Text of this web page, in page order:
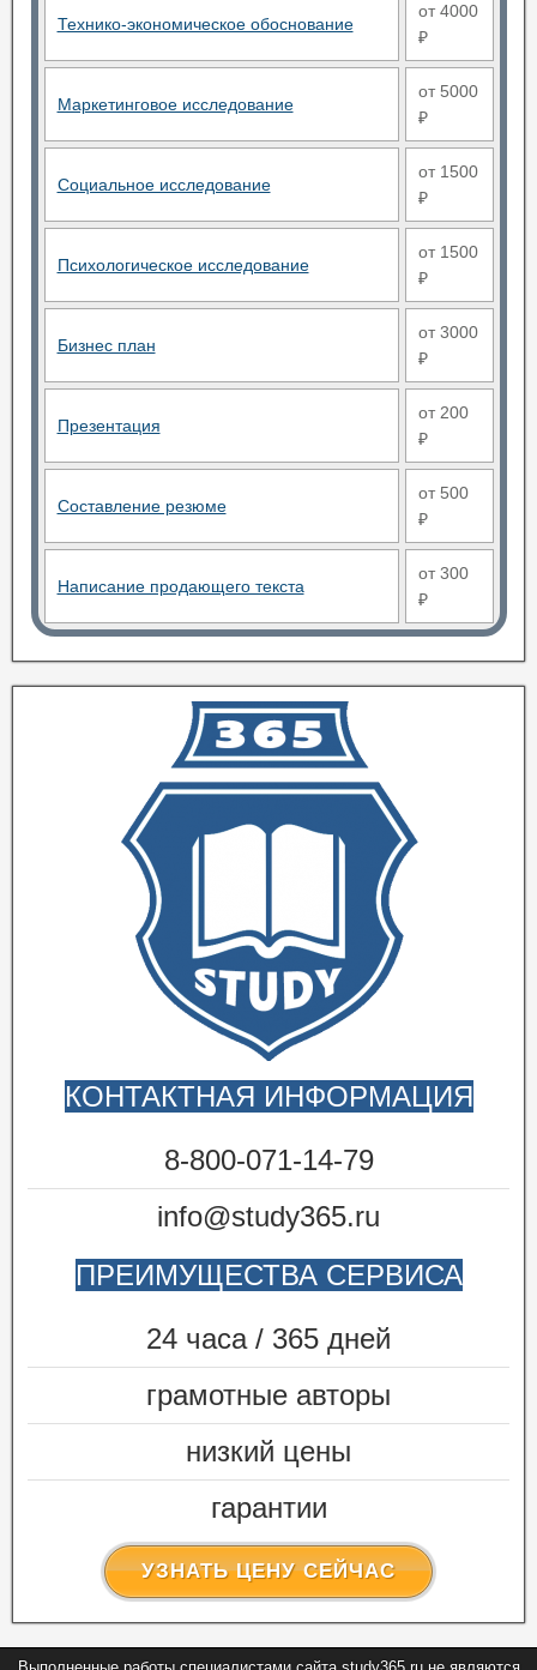
Технико-экономическое обоснование
от 4000
₽
Маркетинговое исследование
от 5000
₽
Социальное исследование
от 1500
₽
Психологическое исследование
от 1500
₽
Бизнес план
от 3000
₽
Презентация
от 200
₽
Составление резюме
от 500
₽
Написание продающего текста
от 300
₽
КОНТАКТНАЯ ИНФОРМАЦИЯ
8-800-071-14-79
info@study365.ru
ПРЕИМУЩЕСТВА СЕРВИСА
24 часа / 365 дней
грамотные авторы
низкий цены
гарантии
УЗНАТЬ ЦЕНУ СЕЙЧАС